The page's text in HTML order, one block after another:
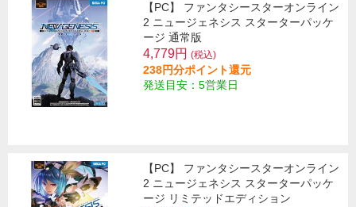
【PC】 ファンタシースターオンライン
2 ニュージェネシス スターターパッケ
ージ 通常版
4,779円 (税込)
238円分ポイント還元
発送目安：5営業日
【PC】 ファンタシースターオンライン
2 ニュージェネシス スターターパッケ
ージ リミテッドエディション